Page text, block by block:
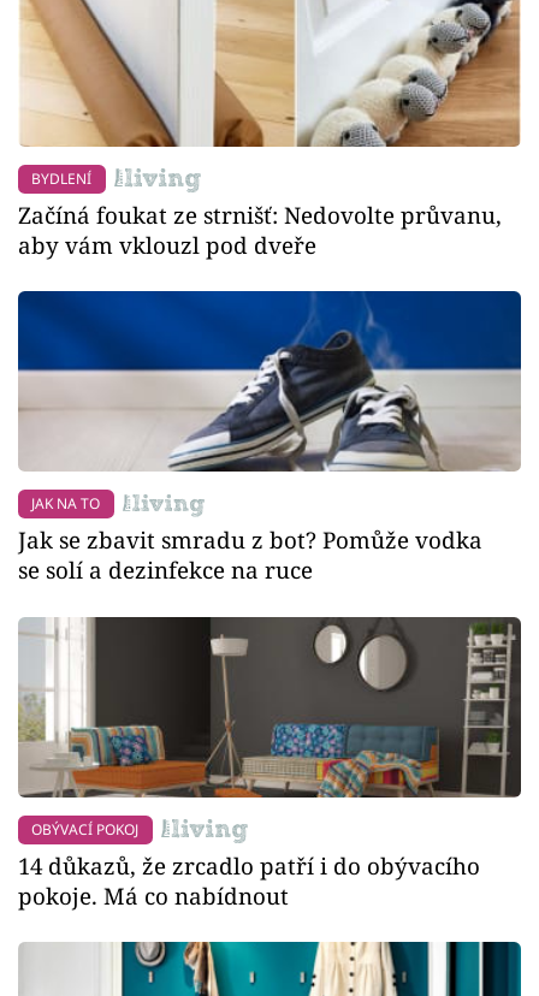
BYDLENÍ
Začíná foukat ze strnišť: Nedovolte průvanu,
aby vám vklouzl pod dveře
JAK NA TO
Jak se zbavit smradu z bot? Pomůže vodka
se solí a dezinfekce na ruce
OBÝVACÍ POKOJ
14 důkazů, že zrcadlo patří i do obývacího
pokoje. Má co nabídnout